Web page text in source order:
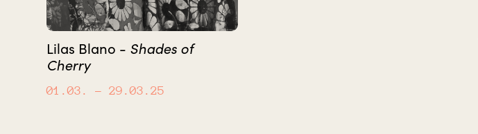
Lilas Blano - Shades of
Cherry
01.03. – 29.03.25